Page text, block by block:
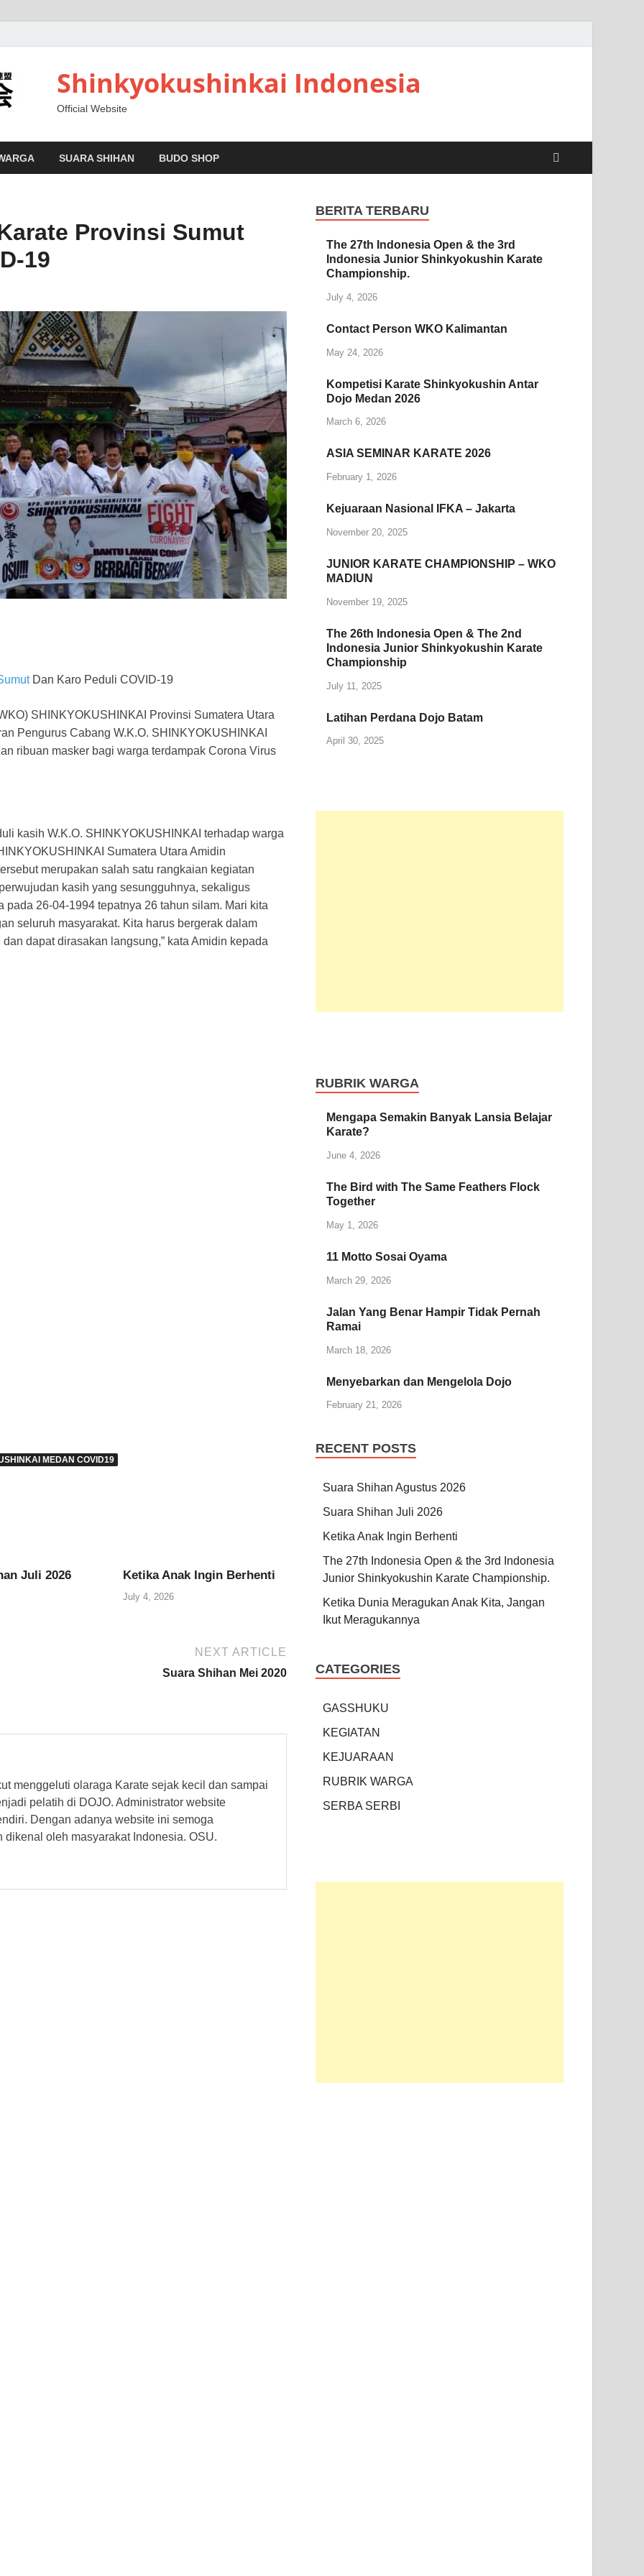
Shinkyokushinkai Indonesia
Official Website
SUARA SHIHAN BUDO SHOP
Provinsi Sumut
19
Dan Karo Peduli COVID-19
SHINKYOKUSHINKAI Provinsi Sumatera Utara
Pengurus Cabang W.K.O. SHINKYOKUSHINKAI
ribuan masker bagi warga terdampak Corona Virus
kasih W.K.O. SHINKYOKUSHINKAI terhadap warga
Sumatera Utara Amidin
merupakan salah satu rangkaian kegiatan
kasih yang sesungguhnya, sekaligus
26-04-1994 tepatnya 26 tahun silam. Mari kita
seluruh masyarakat. Kita harus bergerak dalam
dapat dirasakan langsung,” kata Amidin kepada
MEDAN COVID19
Juli 2026 Ketika Anak Ingin Berhenti
July 4, 2026
NEXT ARTICLE
Suara Shihan Mei 2020
menggeluti olaraga Karate sejak kecil dan sampai
pelatih di DOJO. Administrator website
Dengan adanya website ini semoga
oleh masyarakat Indonesia. OSU.
BERITA TERBARU
The 27th Indonesia Open & the 3rd
Indonesia Junior Shinkyokushin Karate
Championship.
July 4, 2026
Contact Person WKO Kalimantan
May 24, 2026
Kompetisi Karate Shinkyokushin Antar
Dojo Medan 2026
March 6, 2026
ASIA SEMINAR KARATE 2026
February 1, 2026
Kejuaraan Nasional IFKA – Jakarta
November 20, 2025
JUNIOR KARATE CHAMPIONSHIP – WKO
MADIUN
November 19, 2025
The 26th Indonesia Open & The 2nd
Indonesia Junior Shinkyokushin Karate
Championship
July 11, 2025
Latihan Perdana Dojo Batam
April 30, 2025
RUBRIK WARGA
Mengapa Semakin Banyak Lansia Belajar
Karate?
June 4, 2026
The Bird with The Same Feathers Flock
Together
May 1, 2026
11 Motto Sosai Oyama
March 29, 2026
Jalan Yang Benar Hampir Tidak Pernah
Ramai
March 18, 2026
Menyebarkan dan Mengelola Dojo
February 21, 2026
RECENT POSTS
Suara Shihan Agustus 2026
Suara Shihan Juli 2026
Ketika Anak Ingin Berhenti
The 27th Indonesia Open & the 3rd Indonesia
Junior Shinkyokushin Karate Championship.
Ketika Dunia Meragukan Anak Kita, Jangan
Ikut Meragukannya
CATEGORIES
GASSHUKU
KEGIATAN
KEJUARAAN
RUBRIK WARGA
SERBA SERBI